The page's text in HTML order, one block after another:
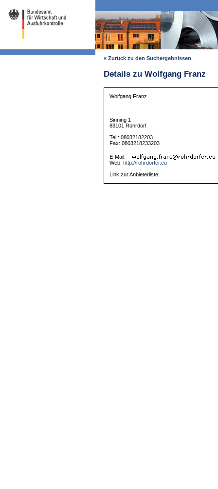
« Zurück zu den Suchergebnissen
Details zu Wolfgang Franz
Wolfgang Franz
Sinning 1
83101 Rohrdorf
Tel.: 08032182203
Fax: 0803218233203
E-Mail:
Web: http://rohrdorfer.eu
Link zur Anbieterliste: